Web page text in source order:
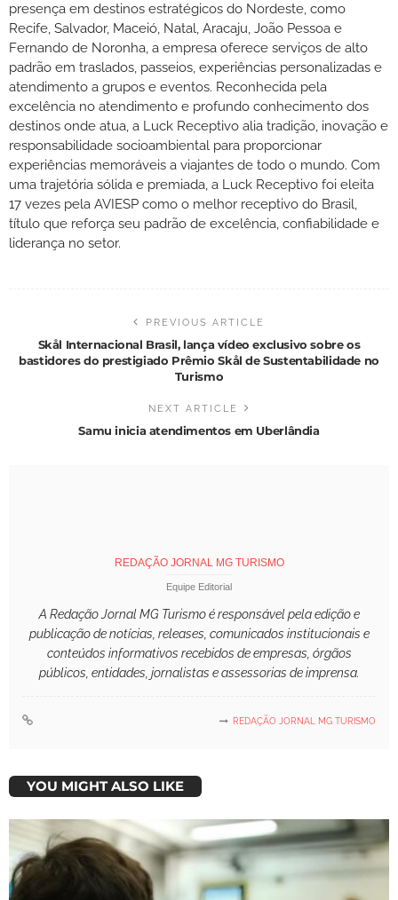
presença em destinos estratégicos do Nordeste, como
Recife, Salvador, Maceió, Natal, Aracaju, João Pessoa e
Fernando de Noronha, a empresa oferece serviços de alto
padrão em traslados, passeios, experiências personalizadas e
atendimento a grupos e eventos. Reconhecida pela
excelência no atendimento e profundo conhecimento dos
destinos onde atua, a Luck Receptivo alia tradição, inovação e
responsabilidade socioambiental para proporcionar
experiências memoráveis a viajantes de todo o mundo. Com
uma trajetória sólida e premiada, a Luck Receptivo foi eleita
17 vezes pela AVIESP como o melhor receptivo do Brasil,
título que reforça seu padrão de excelência, confiabilidade e
liderança no setor.
PREVIOUS ARTICLE
Skål Internacional Brasil, lança vídeo exclusivo sobre os
bastidores do prestigiado Prêmio Skål de Sustentabilidade no
Turismo
NEXT ARTICLE
Samu inicia atendimentos em Uberlândia
REDAÇÃO JORNAL MG TURISMO
Equipe Editorial
A Redação Jornal MG Turismo é responsável pela edição e
publicação de notícias, releases, comunicados institucionais e
conteúdos informativos recebidos de empresas, órgãos
públicos, entidades, jornalistas e assessorias de imprensa.
REDAÇÃO JORNAL MG TURISMO
YOU MIGHT ALSO LIKE